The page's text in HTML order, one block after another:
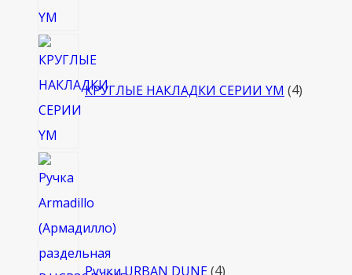
КРУГЛЫЕ НАКЛАДКИ СЕРИИ YM 4
Ручки URBAN DUNE 4